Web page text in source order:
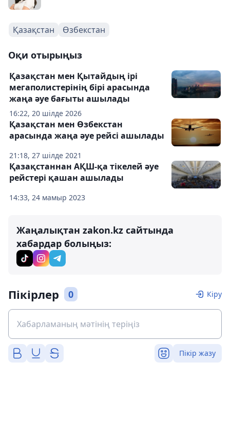
Қазақстан Өзбекстан
Оқи отырыңыз
16:22, 20 шілде 2026
Қазақстан мен Қытайдың ірі
мегаполистерінің бірі арасында
жаңа әуе бағыты ашылады
21:18, 27 шілде 2021
Қазақстан мен Өзбекстан
арасында жаңа әуе рейсі ашылады
14:33, 24 мамыр 2023
Қазақстаннан АҚШ-қа тікелей әуе
рейстері қашан ашылады
Жаңалықтан zakon.kz сайтында
хабардар болыңыз:
Пікірлер 0 Кіру
Пікір жазу